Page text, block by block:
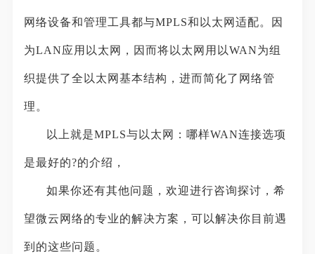
网络设备和管理工具都与MPLS和以太网适配。因
为LAN应用以太网，因而将以太网用以WAN为组
织提供了全以太网基本结构，进而简化了网络管
理。
以上就是MPLS与以太网：哪样WAN连接选项
是最好的?的介绍，
如果你还有其他问题，欢迎进行咨询探讨，希
望微云网络的专业的解决方案，可以解决你目前遇
到的这些问题。